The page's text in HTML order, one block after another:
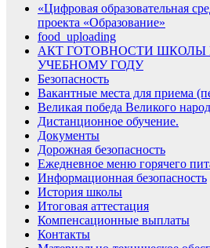
«Цифровая образовательная
проекта «Образование»
food_uploading
АКТ ГОТОВНОСТИ
УЧЕБНОМУ ГОДУ
Безопасность
Вакантные места для приема
Великая победа Великого
Дистанционное обучение.
Документы
Дорожная безопасность
Ежедневное меню горячего
Информационная безопасность
История школы
Итоговая аттестация
Компенсационные выплаты
Контакты